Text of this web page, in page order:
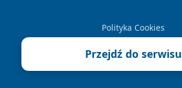
Polityka Cookies
Przejdź do serwisu